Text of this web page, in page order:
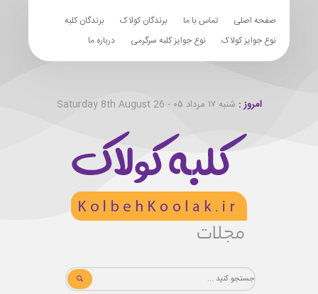
صفحه اصلی تماس با ما برندگان کولاک
برندگان کلبه
نوع جوایز کولاک
نوع جوایز کلبه سرگرمی درباره ما
امروز : شنبه ۱۷ مرداد ۰۵ - Saturday 8th August 26